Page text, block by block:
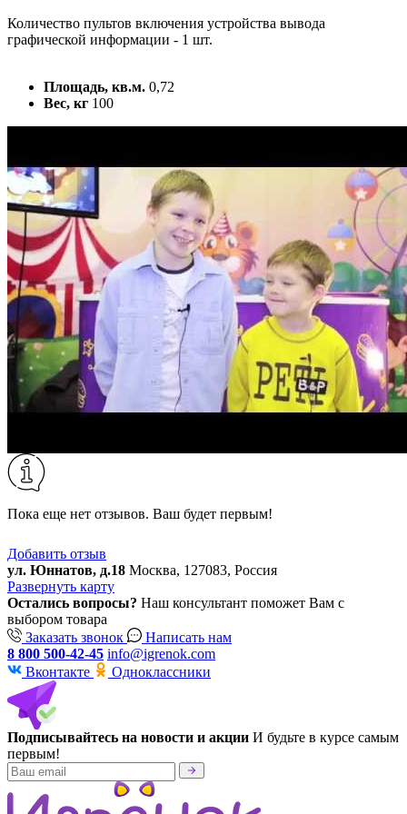
Количество пультов включения устройства вывода
графической информации - 1 шт.
Площадь, кв.м. 0,72
Вес, кг 100
Пока еще нет отзывов. Ваш будет первым!
Добавить отзыв
ул. Юннатов, д.18 Москва, 127083, Россия
Развернуть карту
Остались вопросы? Наш консультант поможет Вам с
выбором товара
Заказать звонок
Написать нам
8 800 500-42-45 info@igrenok.com
Вконтакте
Одноклассники
Подписывайтесь на новости и акции И будьте в курсе самым
первым!